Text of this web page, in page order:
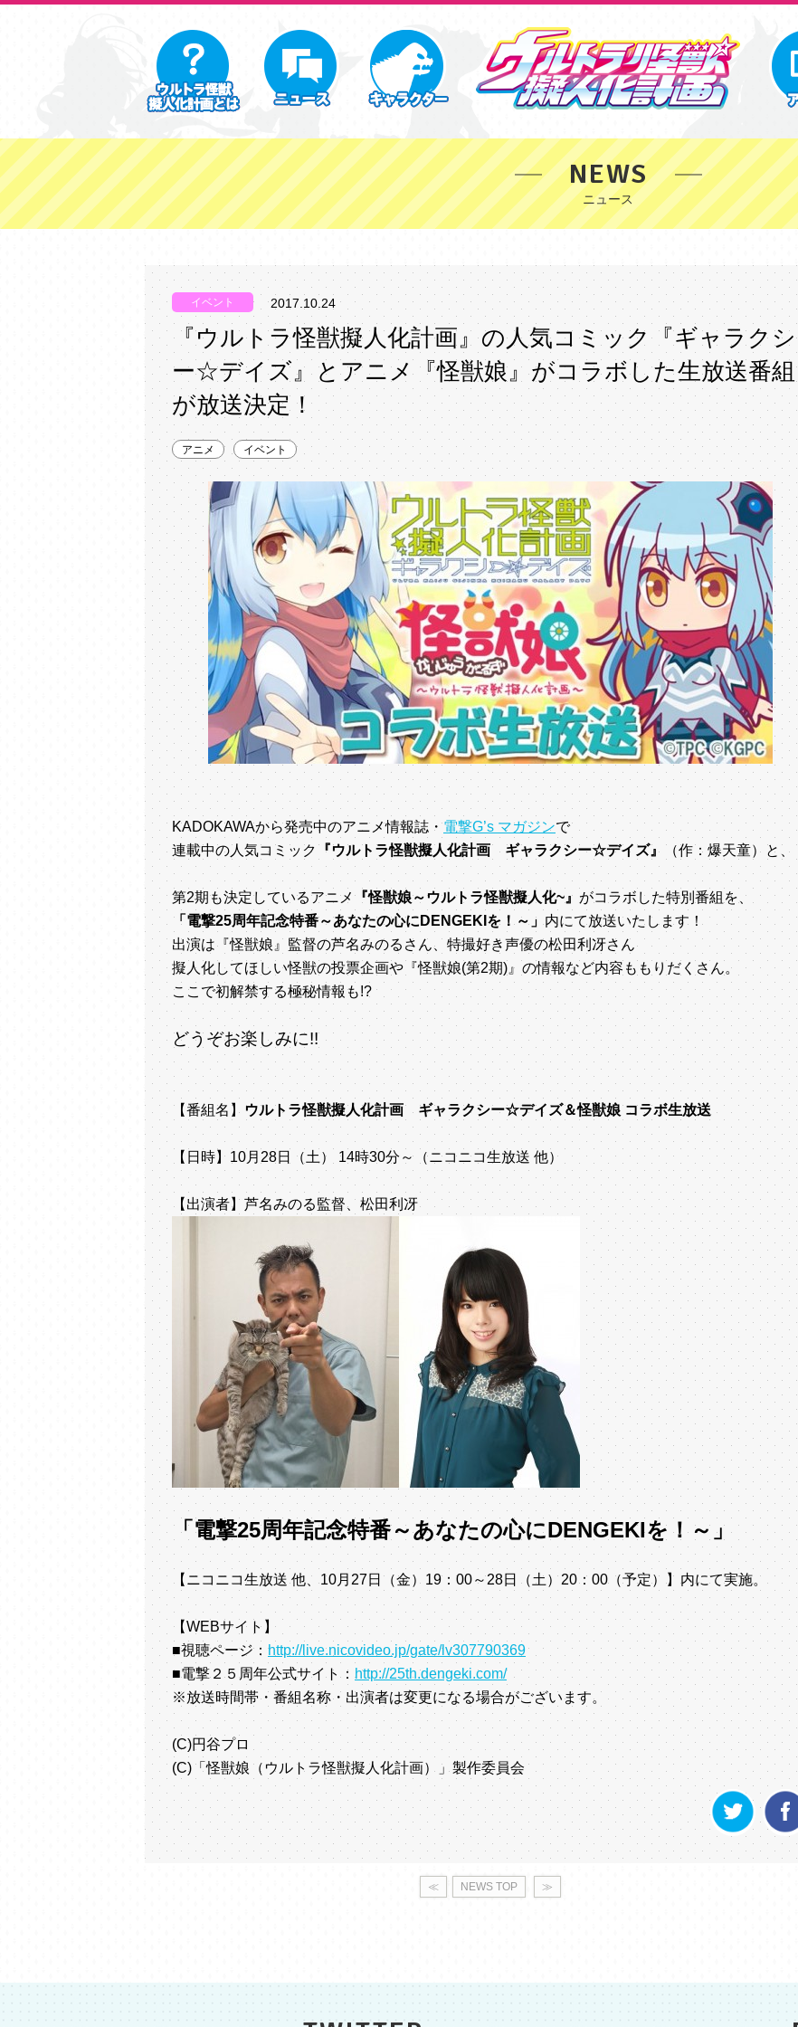
NEWS
イベント 2017.10.24
『ウルトラ怪獣擬人化計画』の人気コミック『ギャラクシ
ー☆デイズ』とアニメ『怪獣娘』がコラボした生放送番組
が放送決定！
アニメ イベント
KADOKAWAから発売中のアニメ情報誌・電撃G’s マガジンで
連載中の人気コミック 『ウルトラ怪獣擬人化計画 ギャラクシー☆デイズ』 （作：爆天童）と、
第2期も決定しているアニメ 『怪獣娘～ウルトラ怪獣擬人化~』 がコラボした特別番組を、
「電撃25周年記念特番～あなたの心にDENGEKIを！～」内にて放送いたします！
出演は『怪獣娘』監督の芦名みのるさん、特撮好き声優の松田利冴さん
擬人化してほしい怪獣の投票企画や『怪獣娘(第2期)』の情報など内容ももりだくさん。
ここで初解禁する極秘情報も!?
どうぞお楽しみに!!
【番組名】 ウルトラ怪獣擬人化計画 ギャラクシー☆デイズ＆怪獣娘 コラボ生放送
【日時】10月28日（土） 14時30分～（ニコニコ生放送 他）
【出演者】芦名みのる監督、松田利冴
「電撃25周年記念特番～あなたの心にDENGEKIを！～」
【ニコニコ生放送 他、10月27日（金）19：00～28日（土）20：00（予定）】内にて実施。
【WEBサイト】
■視聴ページ： http://live.nicovideo.jp/gate/lv307790369
■電撃２５周年公式サイト： http://25th.dengeki.com/
※放送時間帯・番組名称・出演者は変更になる場合がございます。
(C)円谷プロ
(C)「怪獣娘（ウルトラ怪獣擬人化計画）」製作委員会
≪ NEWS TOP ≫